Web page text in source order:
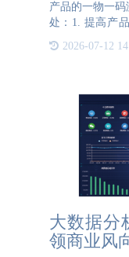
产品的一物一
处：1. 提高产
码技术，每件酸
产品的生产、
2026-07-12
大数据分
领商业风